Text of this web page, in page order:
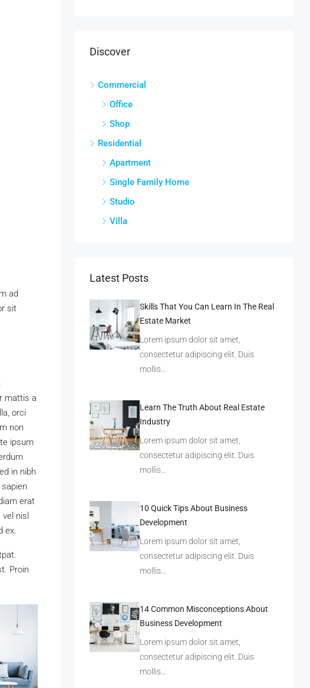
ad
sit
mattis a
orci
non
ipsum
in nibh
erat
nisl
ex.
Proin
Discover
Commercial
Office
Shop
Residential
Apartment
Single Family Home
Studio
Villa
Latest Posts
Skills That You Can Learn In The Real
Estate Market
Lorem ipsum dolor sit amet,
consectetur adipiscing elit. Duis
mollis…
Learn The Truth About Real Estate
Industry
Lorem ipsum dolor sit amet,
consectetur adipiscing elit. Duis
mollis…
10 Quick Tips About Business
Development
Lorem ipsum dolor sit amet,
consectetur adipiscing elit. Duis
mollis…
14 Common Misconceptions About
Business Development
Lorem ipsum dolor sit amet,
consectetur adipiscing elit. Duis
mollis…